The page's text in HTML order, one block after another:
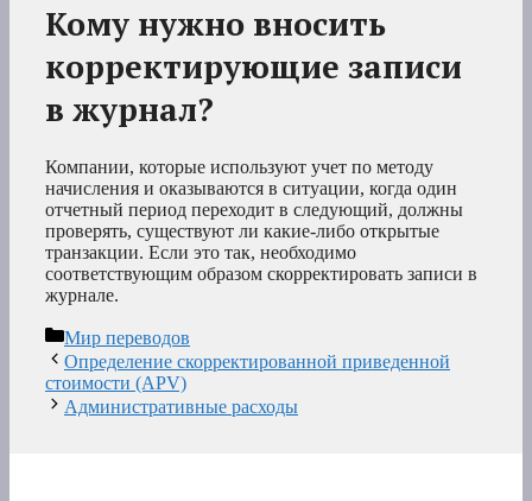
Кому нужно вносить
корректирующие записи
в журнал?
Компании, которые используют учет по методу
начисления и оказываются в ситуации, когда один
отчетный период переходит в следующий, должны
проверять, существуют ли какие-либо открытые
транзакции. Если это так, необходимо
соответствующим образом скорректировать записи в
журнале.
Рубрики
Мир переводов
Определение скорректированной приведенной
стоимости (APV)
Административные расходы